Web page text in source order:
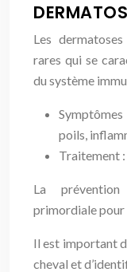
Les
rares qui se
du système
poils,
Traitement
La
primordiale pour
Il est important
cheval et